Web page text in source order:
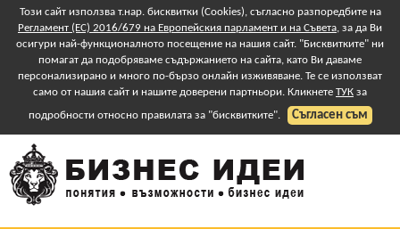
Този сайт използва т.нар. бисквитки (Cookies), съгласно разпоредбите на
Регламент (ЕС) 2016/679 на Европейския парламент и на Съвета, за да Ви
осигури най-функционалното посещение на нашия сайт. "Бисквитките" ни
помагат да подобряваме съдържанието на сайта, като Ви даваме
персонализирано и много по-бързо онлайн изживяване. Те се използват
само от нашия сайт и нашите доверени партньори. Кликнете ТУК за
подробности относно правилата за "бисквитките".
Съгласен съм